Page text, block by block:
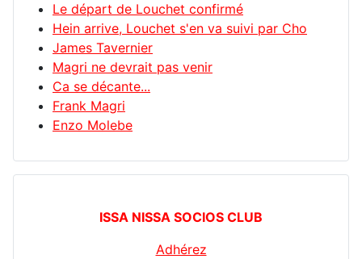
Le départ de Louchet confirmé
Hein arrive, Louchet s'en va suivi par Cho
James Tavernier
Magri ne devrait pas venir
Ca se décante...
Frank Magri
Enzo Molebe
ISSA NISSA SOCIOS CLUB
Adhérez